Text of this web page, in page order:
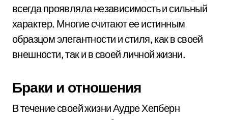
всегда проявляла независимость и сильный
характер. Многие считают ее истинным
образцом элегантности и стиля, как в своей
внешности, так и в своей личной жизни.
Браки и отношения
В течение своей жизни Аудре Хепберн